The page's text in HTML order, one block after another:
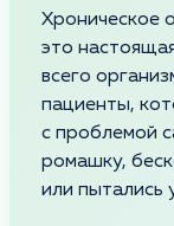
Хроническое
это
всего
пациенты,
с проблемой
ромашку,
или пытались